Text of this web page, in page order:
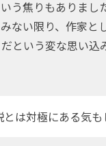
う焦りもありまし
ない限り、作家と
という変な思い込
とは対極にある気も